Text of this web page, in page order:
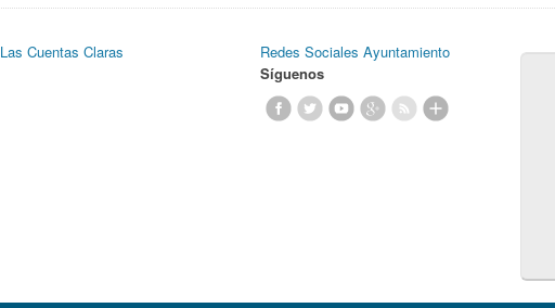
Las Cuentas Claras
Redes Sociales Ayuntamiento
Síguenos